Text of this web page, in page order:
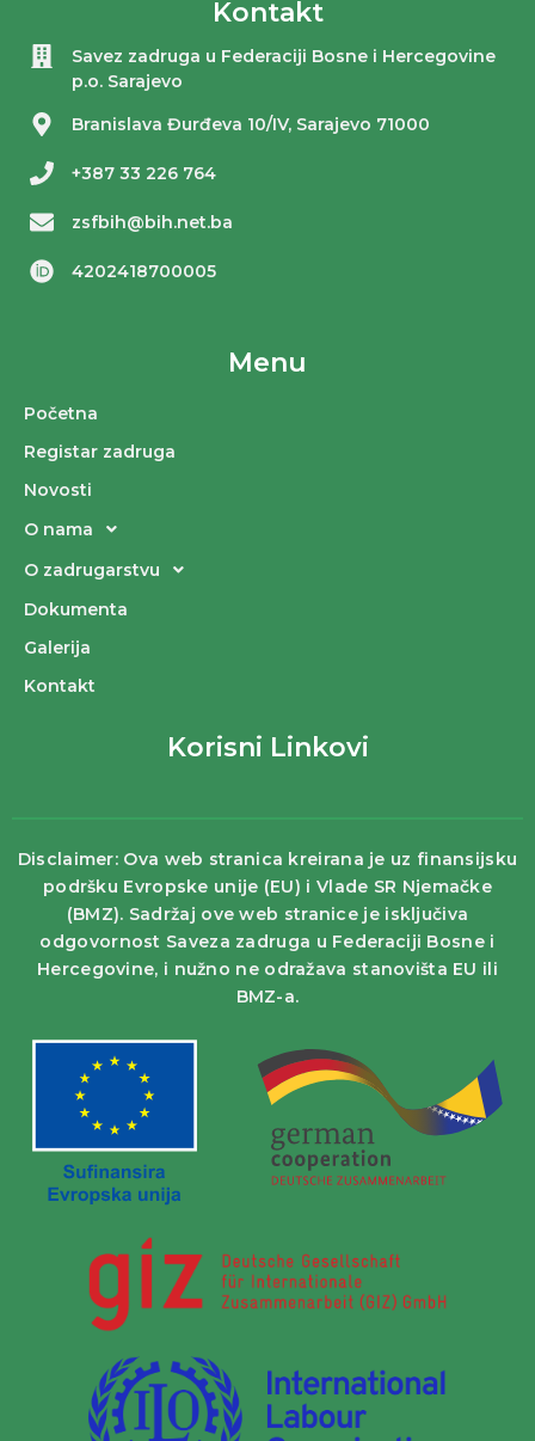
Kontakt
Savez zadruga u Federaciji Bosne i Hercegovine
p.o. Sarajevo
Branislava Đurđeva 10/IV, Sarajevo 71000
+387 33 226 764
zsfbih@bih.net.ba
4202418700005
Menu
Početna
Registar zadruga
Novosti
O nama
O zadrugarstvu
Dokumenta
Galerija
Kontakt
Korisni Linkovi
Disclaimer: Ova web stranica kreirana je uz finansijsku
podršku Evropske unije (EU) i Vlade SR Njemačke
(BMZ). Sadržaj ove web stranice je isključiva
odgovornost Saveza zadruga u Federaciji Bosne i
Hercegovine, i nužno ne odražava stanovišta EU ili
BMZ-a.